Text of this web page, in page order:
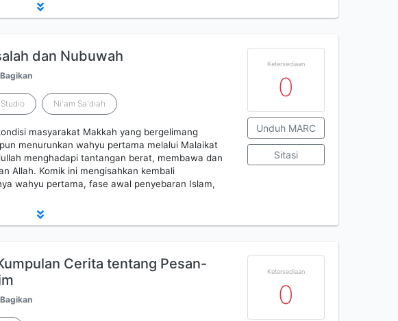
dan Nubuwah
Bagikan
Ni'am Sa'diah
masyarakat Makkah yang bergelimang
menurunkan wahyu pertama melalui Malaikat
menghadapi tantangan berat, membawa dan
Allah. Komik ini mengisahkan kembali
wahyu pertama, fase awal penyebaran Islam,
Ketersediaan
0
Unduh MARC
Sitasi
Cerita tentang Pesan-
Bagikan
Ketersediaan
0